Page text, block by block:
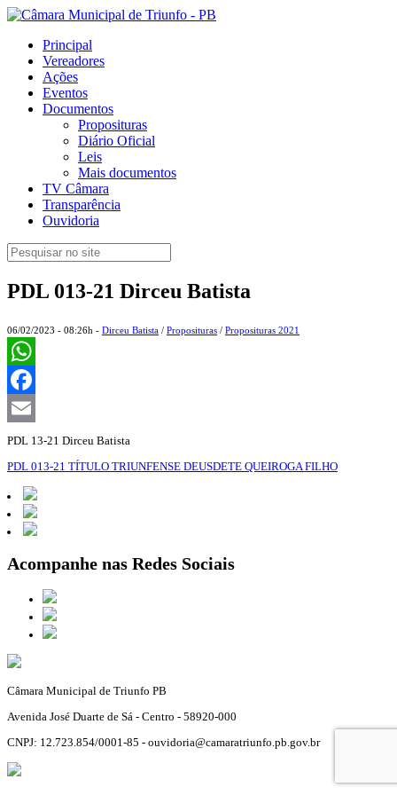
Principal
Vereadores
Ações
Eventos
Documentos
Proposituras
Diário Oficial
Leis
Mais documentos
TV Câmara
Transparência
Ouvidoria
PDL 013-21 Dirceu Batista
06/02/2023 - 08:26h - Dirceu Batista / Proposituras / Proposituras 2021
WhatsApp
Facebook
Email
PDL 13-21 Dirceu Batista
PDL 013-21 TÍTULO TRIUNFENSE DEUSDETE QUEIROGA FILHO
Acompanhe nas Redes Sociais
Câmara Municipal de Triunfo PB
Avenida José Duarte de Sá - Centro - 58920-000
CNPJ: 12.723.854/0001-85 - ouvidoria@camaratriunfo.pb.gov.br